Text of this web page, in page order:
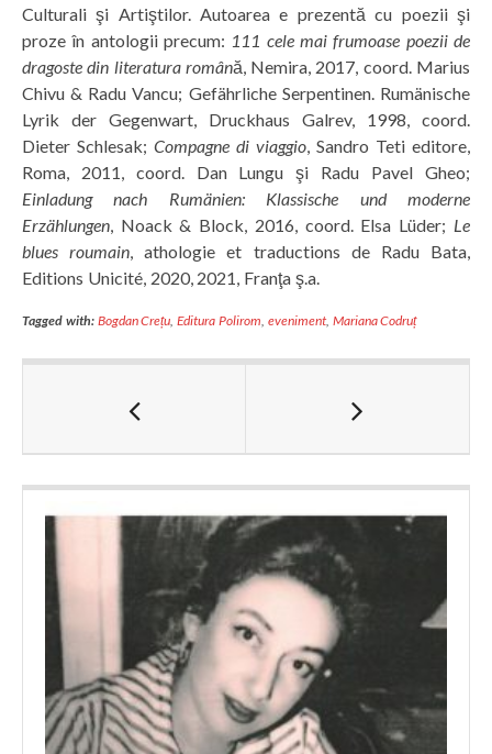
Culturali şi Artiştilor. Autoarea e prezentă cu poezii şi
proze în antologii precum: 111 cele mai frumoase poezii de
dragoste din literatura română, Nemira, 2017, coord. Marius
Chivu & Radu Vancu; Gefährliche Serpentinen. Rumänische
Lyrik der Gegenwart, Druckhaus Galrev, 1998, coord.
Dieter Schlesak; Compagne di viaggio, Sandro Teti editore,
Roma, 2011, coord. Dan Lungu şi Radu Pavel Gheo;
Einladung nach Rumänien: Klassische und moderne
Erzählungen, Noack & Block, 2016, coord. Elsa Lüder; Le
blues roumain, athologie et traductions de Radu Bata,
Editions Unicité, 2020, 2021, Franţa ş.a.
Tagged with: Bogdan Crețu,Editura Polirom, eveniment, Mariana Codruț